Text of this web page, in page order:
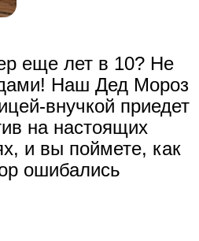
еще лет в 10? Не
Наш Дед Мороз
внучкой приедет
на настоящих
и вы поймете, как
ошибались